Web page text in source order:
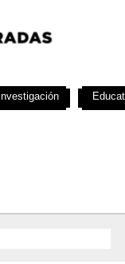
Investigación